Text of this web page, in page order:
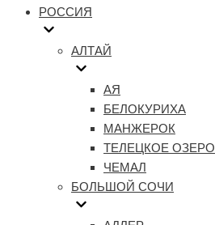
РОССИЯ
АЛТАЙ
АЯ
БЕЛОКУРИХА
МАНЖЕРОК
ТЕЛЕЦКОЕ ОЗЕРО
ЧЕМАЛ
БОЛЬШОЙ СОЧИ